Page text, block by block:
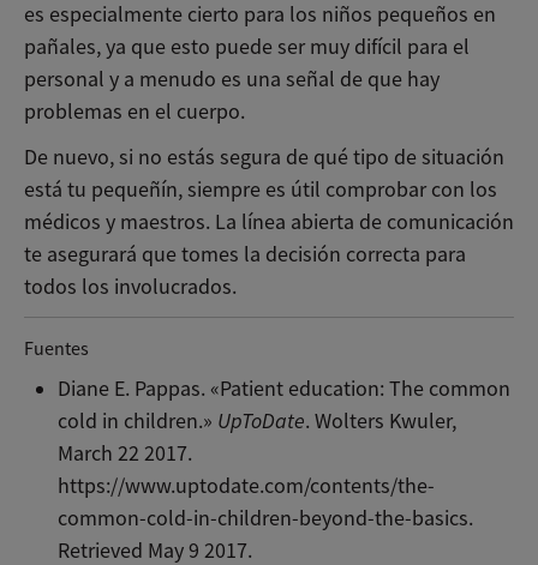
es especialmente cierto para los niños pequeños en
pañales, ya que esto puede ser muy difícil para el
personal y a menudo es una señal de que hay
problemas en el cuerpo.
De nuevo, si no estás segura de qué tipo de situación
está tu pequeñín, siempre es útil comprobar con los
médicos y maestros. La línea abierta de comunicación
te asegurará que tomes la decisión correcta para
todos los involucrados.
Fuentes
Diane E. Pappas. «Patient education: The common
cold in children.» UpToDate. Wolters Kwuler,
March 22 2017.
https://www.uptodate.com/contents/the-
common-cold-in-children-beyond-the-basics.
Retrieved May 9 2017.